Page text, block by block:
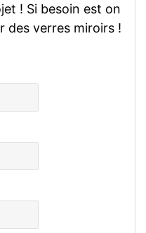
! Si besoin est on
des verres miroirs !